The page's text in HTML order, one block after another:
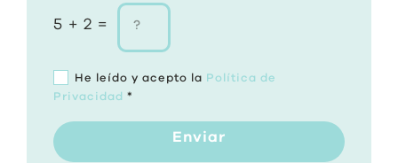
5 + 2 =
He leído y acepto la Política de
Privacidad *
Enviar